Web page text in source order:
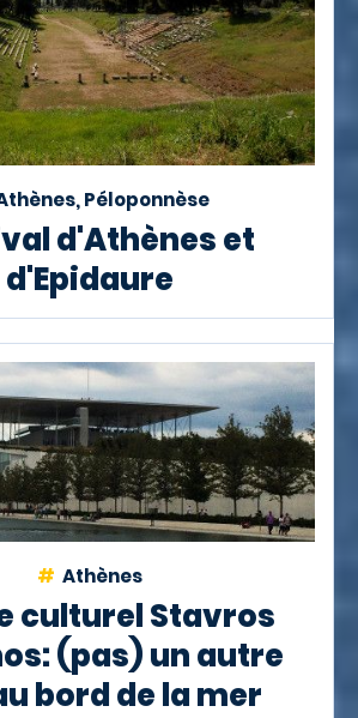
Péloponnèse
d'Athènes et
d'Epidaure
Athènes
culturel Stavros
(pas) un autre
bord de la mer